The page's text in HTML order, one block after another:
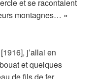
et se racontaient
montagnes… »
j’allai en
et quelques
de fils de fer